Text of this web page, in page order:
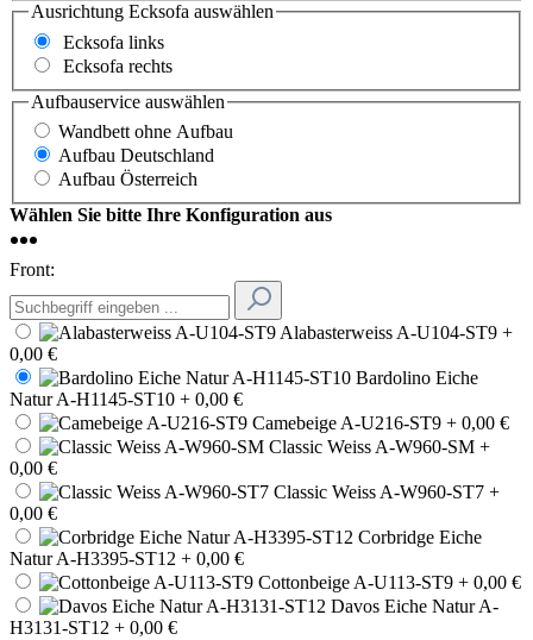
Ausrichtung Ecksofa auswählen
Ecksofa links
Ecksofa rechts
Aufbauservice auswählen
Wandbett ohne Aufbau
Aufbau Deutschland
Aufbau Österreich
Wählen Sie bitte Ihre Konfiguration aus
Front:
Alabasterweiss A-U104-ST9 +
0,00 €
Bardolino Eiche
Natur A-H1145-ST10 + 0,00 €
Camebeige A-U216-ST9 + 0,00 €
Classic Weiss A-W960-SM +
0,00 €
Classic Weiss A-W960-ST7 +
0,00 €
Corbridge Eiche
Natur A-H3395-ST12 + 0,00 €
Cottonbeige A-U113-ST9 + 0,00 €
Davos Eiche Natur A-
H3131-ST12 + 0,00 €